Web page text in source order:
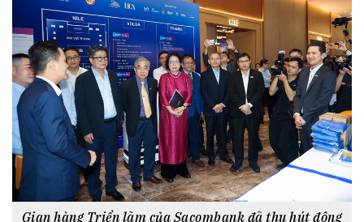
Gian hàng Triển lãm của Sacombank đã thu hút đông